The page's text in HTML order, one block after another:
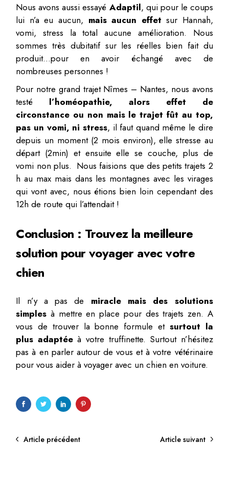
Nous avons aussi essayé Adaptil, qui pour le coups
lui n’a eu aucun, mais aucun effet sur Hannah,
vomi, stress la total aucune amélioration. Nous
sommes très dubitatif sur les réelles bien fait du
produit…pour en avoir échangé avec de
nombreuses personnes !
Pour notre grand trajet Nîmes – Nantes, nous avons
testé l’homéopathie, alors effet de
circonstance ou non mais le trajet fût au top,
pas un vomi, ni stress, il faut quand même le dire
depuis un moment (2 mois environ), elle stresse au
départ (2min) et ensuite elle se couche, plus de
vomi non plus. Nous faisions que des petits trajets 2
h au max mais dans les montagnes avec les virages
qui vont avec, nous étions bien loin cependant des
12h de route qui l’attendait !
Conclusion : Trouvez la meilleure
solution pour voyager avec votre
chien
Il n’y a pas de miracle mais des solutions
simples à mettre en place pour des trajets zen. A
vous de trouver la bonne formule etsurtout la
plus adaptéeà votre truffinette. Surtout n’hésitez
pas à en parler autour de vous et à votre vétérinaire
pour vous aider à voyager avec un chien en voiture.
Article précédent Article suivant